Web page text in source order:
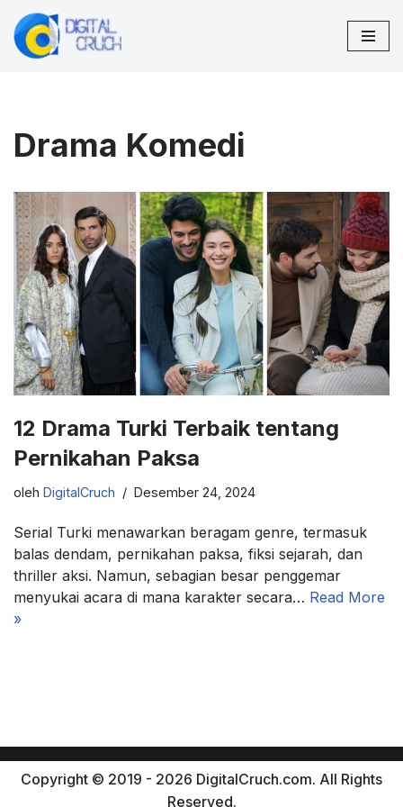
Lompat
Drama Komedi
12 Drama Turki Terbaik tentang
Pernikahan Paksa
oleh DigitalCruch Desember 24, 2024
Serial Turki menawarkan beragam genre, termasuk
balas dendam, pernikahan paksa, fiksi sejarah, dan
thriller aksi. Namun, sebagian besar penggemar
menyukai acara di mana karakter secara… Read More
»
Copyright © 2019 - 2026 DigitalCruch.com. All Rights
Reserved.